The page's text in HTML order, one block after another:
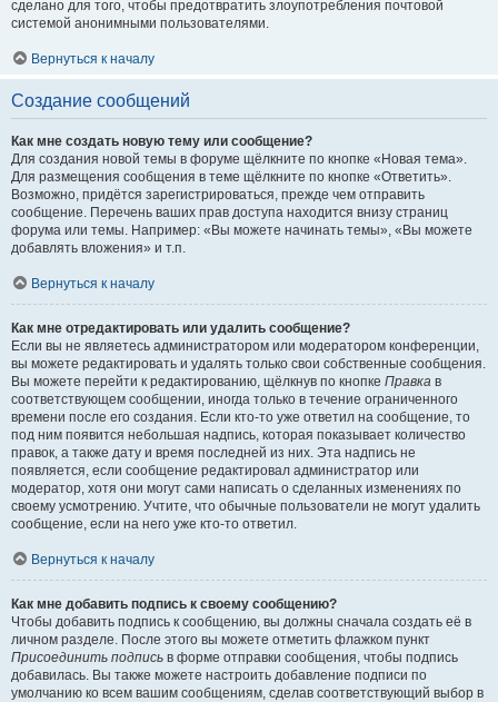
сделано для того, чтобы предотвратить злоупотребления почтовой
системой анонимными пользователями.
Вернуться к началу
Создание сообщений
Как мне создать новую тему или сообщение?
Для создания новой темы в форуме щёлкните по кнопке «Новая тема».
Для размещения сообщения в теме щёлкните по кнопке «Ответить».
Возможно, придётся зарегистрироваться, прежде чем отправить
сообщение. Перечень ваших прав доступа находится внизу страниц
форума или темы. Например: «Вы можете начинать темы», «Вы можете
добавлять вложения» и т.п.
Вернуться к началу
Как мне отредактировать или удалить сообщение?
Если вы не являетесь администратором или модератором конференции,
вы можете редактировать и удалять только свои собственные сообщения.
Вы можете перейти к редактированию, щёлкнув по кнопке Правка в
соответствующем сообщении, иногда только в течение ограниченного
времени после его создания. Если кто-то уже ответил на сообщение, то
под ним появится небольшая надпись, которая показывает количество
правок, а также дату и время последней из них. Эта надпись не
появляется, если сообщение редактировал администратор или
модератор, хотя они могут сами написать о сделанных изменениях по
своему усмотрению. Учтите, что обычные пользователи не могут удалить
сообщение, если на него уже кто-то ответил.
Вернуться к началу
Как мне добавить подпись к своему сообщению?
Чтобы добавить подпись к сообщению, вы должны сначала создать её в
личном разделе. После этого вы можете отметить флажком пункт
Присоединить подпись в форме отправки сообщения, чтобы подпись
добавилась. Вы также можете настроить добавление подписи по
умолчанию ко всем вашим сообщениям, сделав соответствующий выбор в